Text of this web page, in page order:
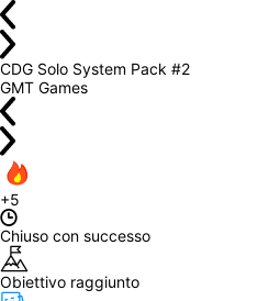
CDG Solo System Pack #2
GMT Games
+5
Chiuso con successo
Obiettivo raggiunto